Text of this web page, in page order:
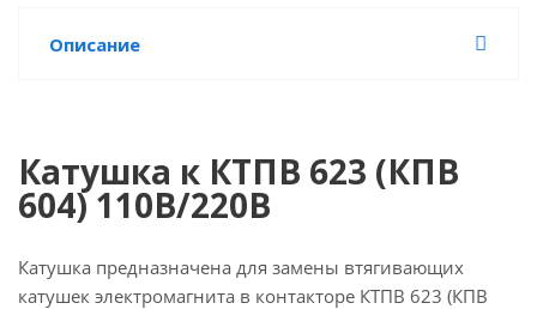
Описание
Катушка к КТПВ 623 (КПВ
604) 110В/220В
Катушка предназначена для замены втягивающих
катушек электромагнита в контакторе КТПВ 623 (КПВ